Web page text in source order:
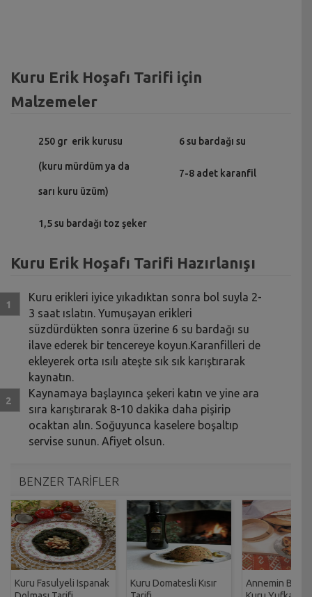
Kuru Erik Hoşafı Tarifi için
Malzemeler
250 gr erik kurusu
(kuru mürdüm ya da
sarı kuru üzüm)
1,5 su bardağı toz şeker
6 su bardağı su
7-8 adet karanfil
Kuru Erik Hoşafı Tarifi Hazırlanışı
Kuru erikleri iyice yıkadıktan sonra bol suyla 2-
3 saat ıslatın. Yumuşayan erikleri
süzdürdükten sonra üzerine 6 su bardağı su
ilave ederek bir tencereye koyun.Karanfilleri de
ekleyerek orta ısılı ateşte sık sık karıştırarak
kaynatın.
Kaynamaya başlayınca şekeri katın ve yine ara
sıra karıştırarak 8-10 dakika daha pişirip
ocaktan alın. Soğuyunca kaselere boşaltıp
servise sunun. Afiyet olsun.
BENZER TARİFLER
Kuru Fasulyeli Ispanak
Kuru Domatesli Kısır
Annemin Ballı